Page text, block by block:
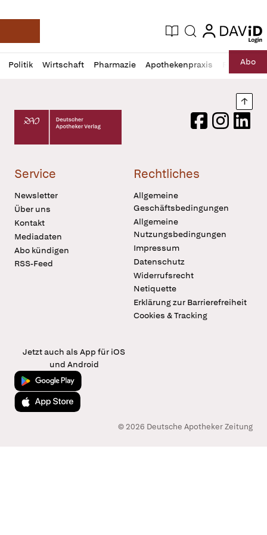
Deutsche Apotheker Zeitung
Aktuelle Ausgabe
Suche login
login
Politik Wirtschaft Pharmazie Apothekenpraxis RechtAbo
Profil
öffnen
Daz
Pur
Deutscher Apotheker Verlag Logo
FacebookInstagram
Service
Newsletter
Über uns
Kontakt
Mediadaten
Abo kündigen
RSS-Feed
Rechtliches
Allgemeine
Geschäftsbedingungen
Allgemeine
Nutzungsbedingungen
Impressum
Datenschutz
Widerrufsrecht
Netiquette
Erklärung zur Barrierefreiheit
Cookies & Tracking
Jetzt auch als App für iOS
und Android
Jetzt bei Google Play
Laden im App Store
© 2026 Deutsche Apotheker Zeitung